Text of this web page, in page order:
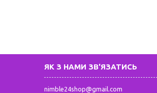
ЯК З НАМИ ЗВ'ЯЗАТИСЬ
nimble24shop@gmail.com